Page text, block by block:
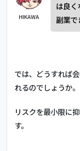
HIKAWA
は良
副業で
では、どうすれば
れるのでしょうか。
リスクを最小限に
す。